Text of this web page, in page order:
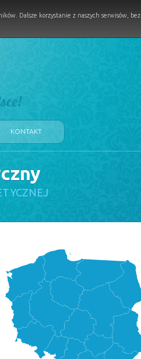
KONTAKT
Dalsze korzystanie z naszych serwisów, bez